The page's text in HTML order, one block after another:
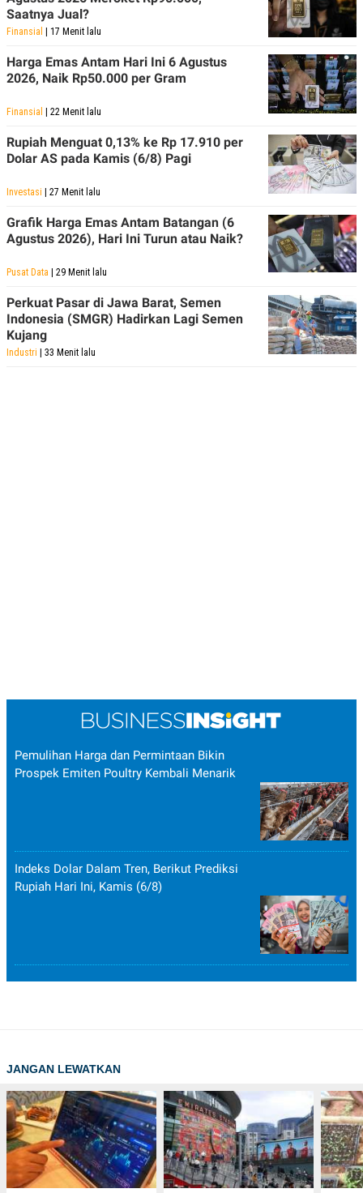
Saatnya Jual?
Finansial | 17 Menit lalu
Harga Emas Antam Hari Ini 6 Agustus
2026, Naik Rp50.000 per Gram
Finansial | 22 Menit lalu
Rupiah Menguat 0,13% ke Rp 17.910 per
Dolar AS pada Kamis (6/8) Pagi
Investasi | 27 Menit lalu
Grafik Harga Emas Antam Batangan (6
Agustus 2026), Hari Ini Turun atau Naik?
Pusat Data | 29 Menit lalu
Perkuat Pasar di Jawa Barat, Semen
Indonesia (SMGR) Hadirkan Lagi Semen
Kujang
Industri | 33 Menit lalu
Pemulihan Harga dan Permintaan Bikin
Prospek Emiten Poultry Kembali Menarik
Indeks Dolar Dalam Tren, Berikut Prediksi
Rupiah Hari Ini, Kamis (6/8)
JANGAN LEWATKAN